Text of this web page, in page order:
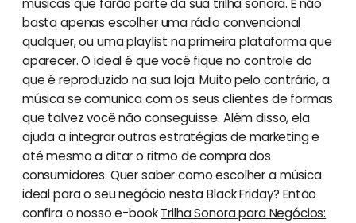
músicas que farão parte da sua trilha sonora. E não
basta apenas escolher uma rádio convencional
qualquer, ou uma playlist na primeira plataforma que
aparecer. O ideal é que você fique no controle do
que é reproduzido na sua loja. Muito pelo contrário, a
música se comunica com os seus clientes de formas
que talvez você não conseguisse. Além disso, ela
ajuda a integrar outras estratégias de marketing e
até mesmo a ditar o ritmo de compra dos
consumidores. Quer saber como escolher a música
ideal para o seu negócio nesta Black Friday? Então
confira o nosso e-bookTrilha Sonora para Negócios: